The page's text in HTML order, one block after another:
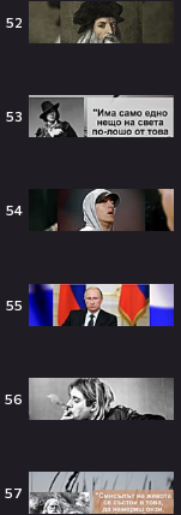
52
53
54
55
56
57